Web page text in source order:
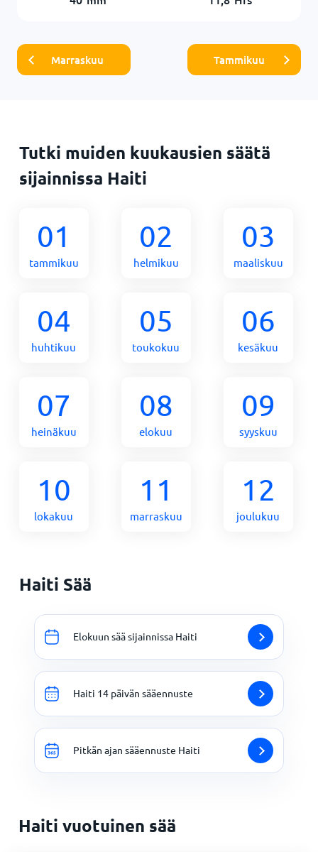
Marraskuu Tammikuu
Tutki muiden kuukausien säätä
sijainnissa Haiti
01
tammikuu
02
helmikuu
03
maaliskuu
04
huhtikuu
05
toukokuu
06
kesäkuu
07
heinäkuu
08
elokuu
09
syyskuu
10
lokakuu
11
marraskuu
12
joulukuu
Haiti Sää
Elokuun sää sijainnissa Haiti
Haiti 14 päivän sääennuste
Pitkän ajan sääennuste Haiti
Haiti vuotuinen sää